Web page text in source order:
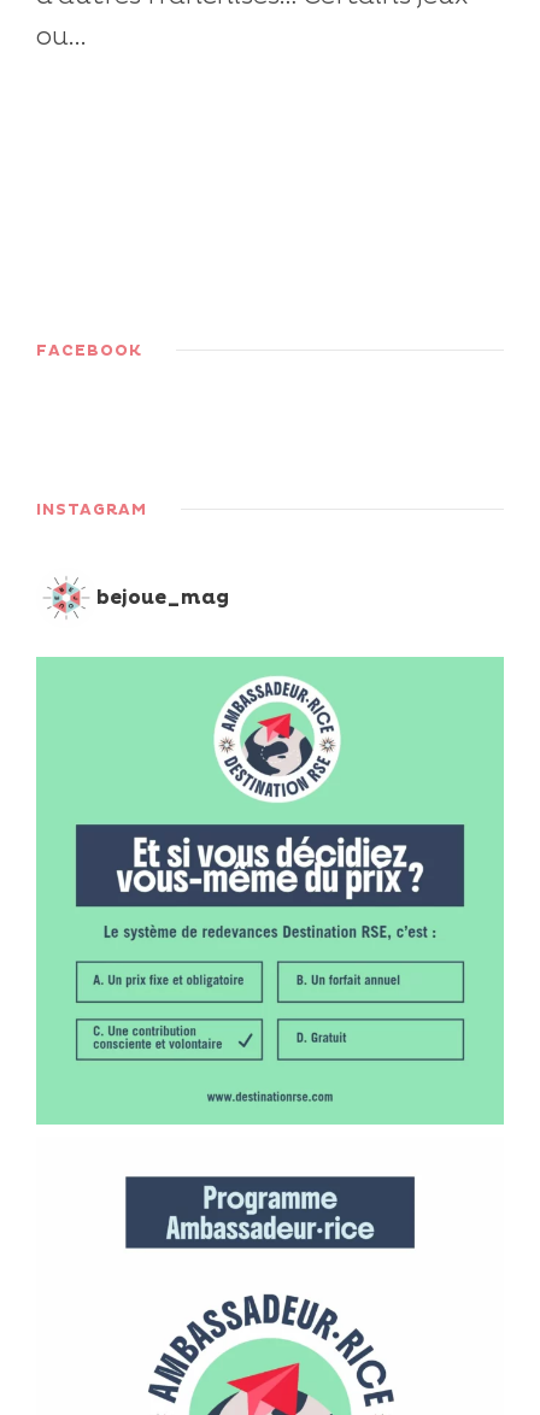
ou...
FACEBOOK
INSTAGRAM
bejoue_mag